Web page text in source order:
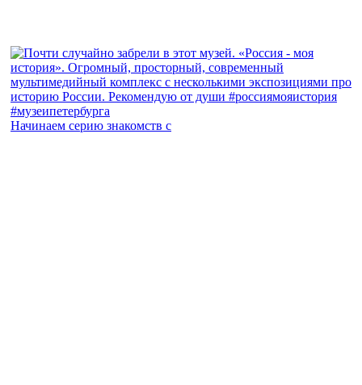
Начинаем серию знакомств с